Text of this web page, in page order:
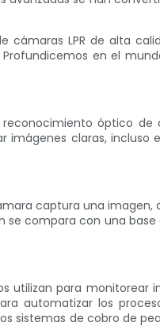
LPR de alta
en el
óptico de
claras, incluso
captura una imagen,
se compara con una
utilizan para monitorear
automatizar los
sistemas de cobro de